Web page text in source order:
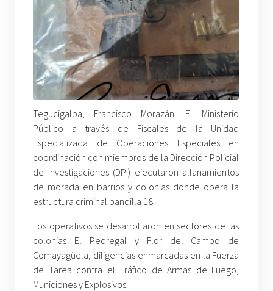
Tegucigalpa, Francisco Morazán. El Ministerio
Público a través de Fiscales de la Unidad
Especializada de Operaciones Especiales en
coordinación con miembros de la Dirección Policial
de Investigaciones (DPI) ejecutaron allanamientos
de morada en barrios y colonias donde opera la
estructura criminal pandilla 18.
Los operativos se desarrollaron en sectores de las
colonias El Pedregal y Flor del Campo de
Comayagüela, diligencias enmarcadas en la Fuerza
de Tarea contra el Tráfico de Armas de Fuego,
Municiones y Explosivos.